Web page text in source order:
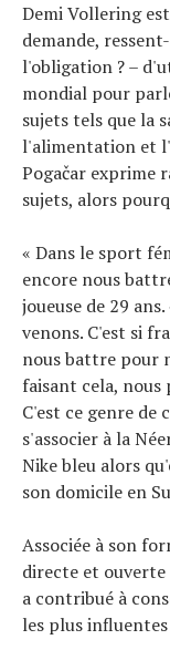
Demi Vollering
demande,
l'obligation ? –
mondial pour
sujets tels que la
l'alimentation et
Pogačar exprime
sujets, alors
« Dans le sport
encore nous
joueuse de 29
venons. C'est si
nous battre pour
faisant cela, nous
C'est ce genre de
s'associer à la
Nike bleu alors
son domicile en
Associée à son
directe et ouverte
a contribué à
les plus